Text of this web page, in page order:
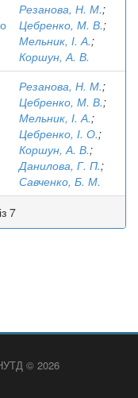
Резанова, Н. М.;
Цебренко, М. В.;
Мельник, І. А.;
Коршун, А. В.
Резанова, Н. М.;
Цебренко, М. В.;
Мельник, І. А.;
Цебренко, І. О.;
Коршун, А. В.;
Данилова, Г. П.;
Савченко, Б. М.
7
© 2026